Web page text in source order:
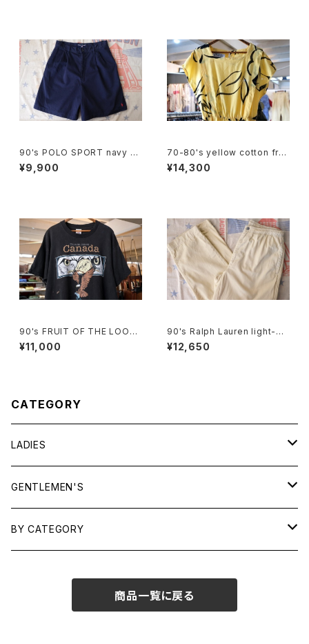
90's POLO SPORT navy C
ulottes w/ pony embroider
y
¥9,900
70-80's yellow cotton fre
nch sleeve blouse Dress
¥14,300
90's FRUIT OF THE LOOM
eagle printed Tee "Made i
n CANADA"
¥11,000
90's Ralph Lauren light-be
ige cotton easy Pants
¥12,650
CATEGORY
LADIES
TOPS
SHIRTS
OUTERWEAR
GENTLEMEN'S
TOPS
BY CATEGORY
商品一覧に戻る